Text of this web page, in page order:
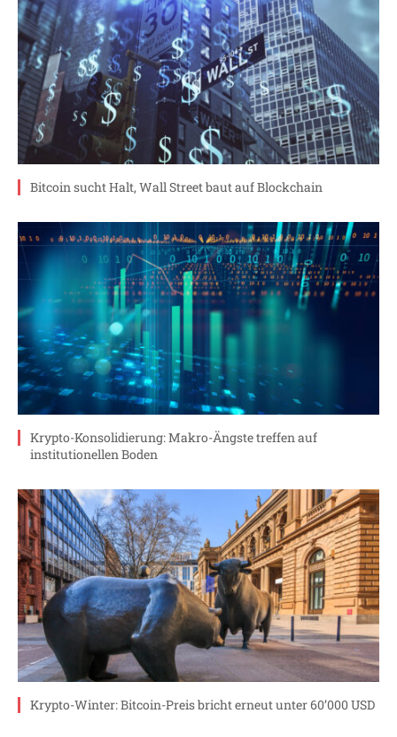
Bitcoin sucht Halt, Wall Street baut auf Blockchain
Krypto-Konsolidierung: Makro-Ängste treffen auf
institutionellen Boden
Krypto-Winter: Bitcoin-Preis bricht erneut unter 60’000 USD